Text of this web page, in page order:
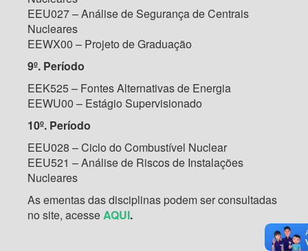
EEU027 – Análise de Segurança de Centrais
Nucleares
EEWX00 – Projeto de Graduação
9º. Período
EEK525 – Fontes Alternativas de Energia
EEWU00 – Estágio Supervisionado
10º. Período
EEU028 – Ciclo do Combustível Nuclear
EEU521 – Análise de Riscos de Instalações
Nucleares
As ementas das disciplinas podem ser consultadas
no site, acesseAQUI.